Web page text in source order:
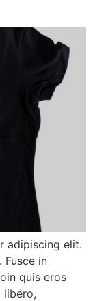
adipiscing elit.
Fusce in
quis eros
libero,